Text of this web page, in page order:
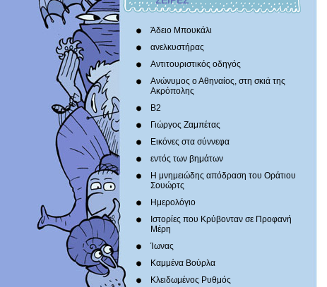
Άδειο Μπουκάλι
ανελκυστήρας
Αντιτουριστικός οδηγός
Ανώνυμος ο Αθηναίος, στη σκιά της
Ακρόπολης
Β2
Γιώργος Ζαμπέτας
Εικόνες στα σύννεφα
εντός των βημάτων
Η μνημειώδης απόδραση του Οράτιου
Σουώρτς
Ημερολόγιο
Ιστορίες που Κρύβονταν σε Προφανή
Μέρη
Ίωνας
Καμμένα Βούρλα
Κλειδωμένος Ρυθμός